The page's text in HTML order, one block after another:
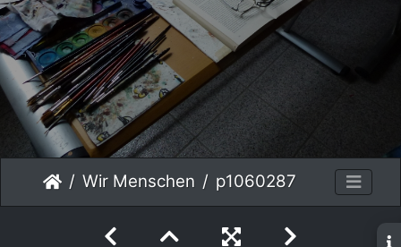
Wir Menschen p1060287